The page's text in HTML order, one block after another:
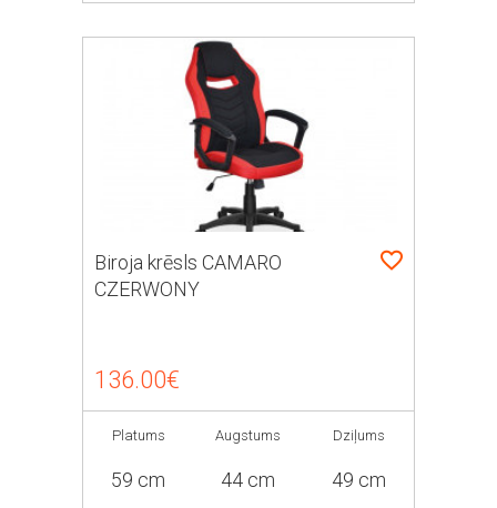
Biroja krēsls CAMARO
CZERWONY
136.00€
Platums
59 cm
Augstums
44 cm
Dziļums
49 cm